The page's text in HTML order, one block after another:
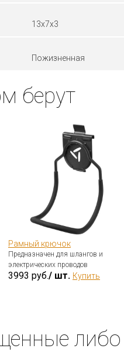
13x7x3
Пожизненная
берут
Рамный крючок
Предназначен для шлангов и
электрических проводов
3993 руб./ шт. Купить